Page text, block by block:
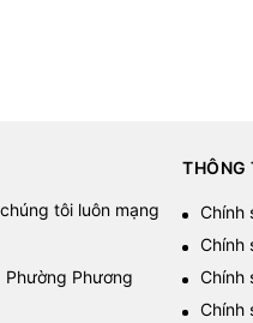
tôi luôn mạng
Phường Phương
THÔNG
Chính
Chính
Chính
Chính